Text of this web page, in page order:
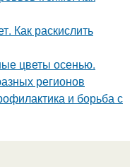
Как раскислить
цветы осенью.
регионов
и борьба с